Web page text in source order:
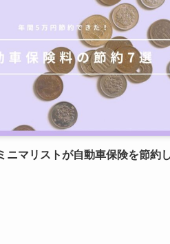
ニマリストが自動車保険を節約